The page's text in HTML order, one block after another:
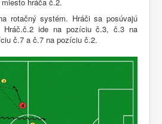
rotačný systém. Hráči sa posúvajú
Hráč.č.2 ide na pozíciu č.3, č.3 na
č.7 a č.7 na pozíciu č.2.